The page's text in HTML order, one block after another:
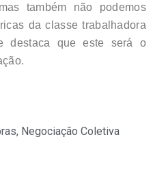
também não podemos
da classe trabalhadora
destaca que este será o
, Negociação Coletiva